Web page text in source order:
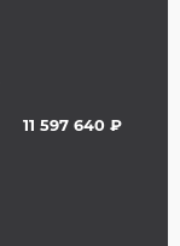
11 597 640 ₽